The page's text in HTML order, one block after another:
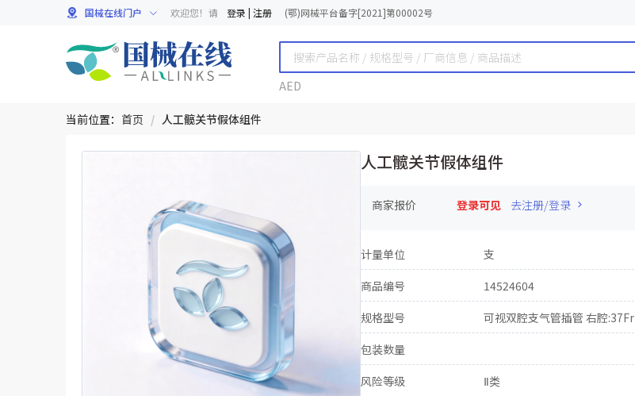
国械在线门户 欢迎您！请 登录 | 注册 (鄂)网械平台备字[2021]第00002号
AED
当前位置： 首页 / 人工髋关节假体组件
人工髋关节假体组件
商家报价 登录可见 去注册/登录
计量单位 支
商品编号
14524604
规格型号
可视双腔支气管插管 右腔:37Fr
包装数量
风险等级
Ⅱ类